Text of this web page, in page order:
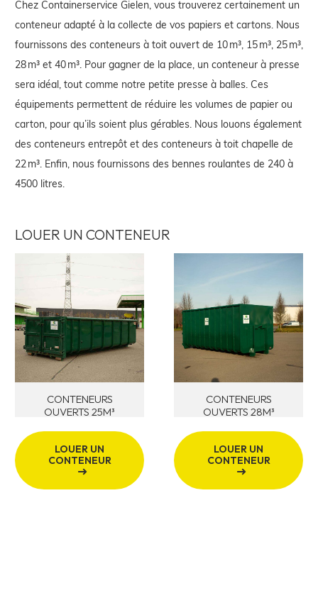
Chez Containerservice Gielen, vous trouverez certainement un
conteneur adapté à la collecte de vos papiers et cartons. Nous
fournissons des conteneurs à toit ouvert de 10 m³, 15 m³, 25 m³,
28 m³ et 40 m³. Pour gagner de la place, un conteneur à presse
sera idéal, tout comme notre petite presse à balles. Ces
équipements permettent de réduire les volumes de papier ou
carton, pour qu’ils soient plus gérables. Nous louons également
des conteneurs entrepôt et des conteneurs à toit chapelle de
22 m³. Enfin, nous fournissons des bennes roulantes de 240 à
4500 litres.
LOUER UN CONTENEUR
CONTENEURS
OUVERTS 25M³
LOUER UN
CONTENEUR
CONTENEURS
OUVERTS 28M³
LOUER UN
CONTENEUR